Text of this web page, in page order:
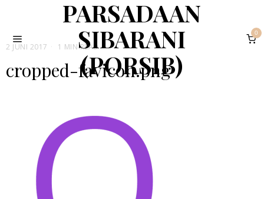
PARSADAAN
SIBARANI
(PORSIB)
0
2 JUNI 2017 1 MIN READ
cropped-favicon.png